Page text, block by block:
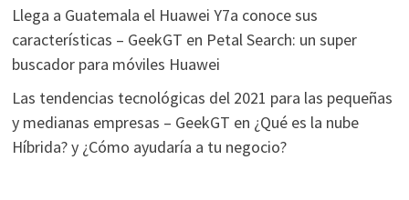
Llega a Guatemala el Huawei Y7a conoce sus
características – GeekGT en Petal Search: un super
buscador para móviles Huawei
Las tendencias tecnológicas del 2021 para las pequeñas
y medianas empresas – GeekGT en ¿Qué es la nube
Híbrida? y ¿Cómo ayudaría a tu negocio?